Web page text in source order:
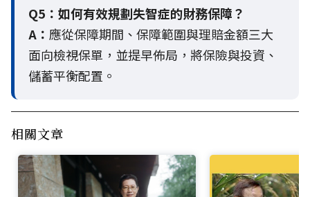
Q5： 如何有效規劃失智症的財務保障？
A： 應從保障期間、保障範圍與理賠金額三大
面向檢視保單，並提早佈局，將保險與投資、
儲蓄平衡配置。
相關文章